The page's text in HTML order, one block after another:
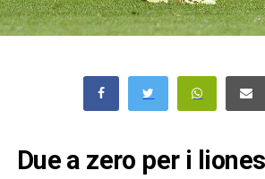
Due a zero per i